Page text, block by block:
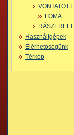
VONTATOTT
LOMA
RÁSZERELT
Használtgépek
Elérhetőségünk
Térkép